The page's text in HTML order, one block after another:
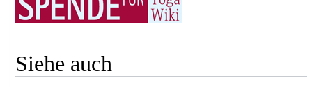
Siehe auch